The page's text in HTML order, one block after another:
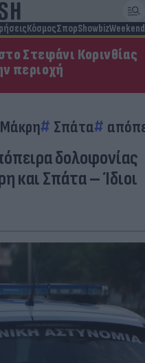
ΚόσμοςΣπορShowbizWeekend
Στεφάνι Κορινθίας
περιοχή
Σπάτα
δολοφονίας
και Σπάτα – Ίδιοι